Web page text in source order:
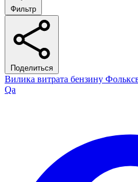
Фильтр
Поделиться
Вилика витрата бензину
Qa